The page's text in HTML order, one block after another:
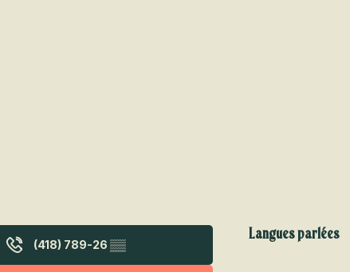
(418) 789-26 ▒▒
Langues parlées
Langues parlées